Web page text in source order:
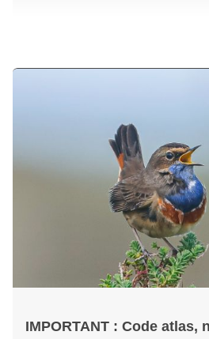
IMPORTANT : Code atlas,